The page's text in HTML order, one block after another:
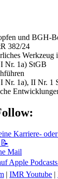
und BGH-
382/24
Werkzeug
Nr. 1a) StGB
Nr. 1a), II Nr. 1
Karriere-
Mail
Apple Podcasts
| IMR Youtube |